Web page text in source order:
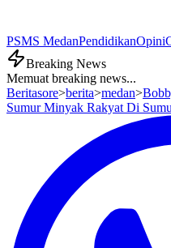
PSMS MedanPendidikanOpini
Breaking News
Memuat breaking news...
Beritasore>berita>medan>
Sumur Minyak Rakyat Di